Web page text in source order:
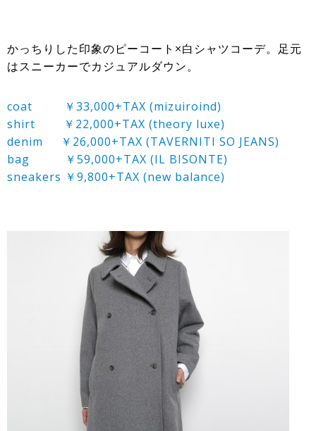
かっちりした印象のピーコート×白シャツコーデ。足元
はスニーカーでカジュアルダウン。
coat ￥33,000+TAX (mizuiroind)
shirt ￥22,000+TAX (theory luxe)
denim ￥26,000+TAX (TAVERNITI SO JEANS)
bag ￥59,000+TAX (IL BISONTE)
sneakers ￥9,800+TAX (new balance)